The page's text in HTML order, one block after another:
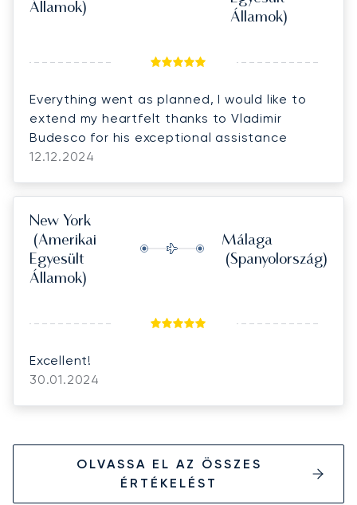
Államok)
Államok)
Everything went as planned, I would like to
extend my heartfelt thanks to Vladimir
Budesco for his exceptional assistance
12.12.2024
New York
(Amerikai
Egyesült
Államok)
Málaga
(Spanyolország)
Excellent!
30.01.2024
OLVASSA EL AZ ÖSSZES
ÉRTÉKELÉST